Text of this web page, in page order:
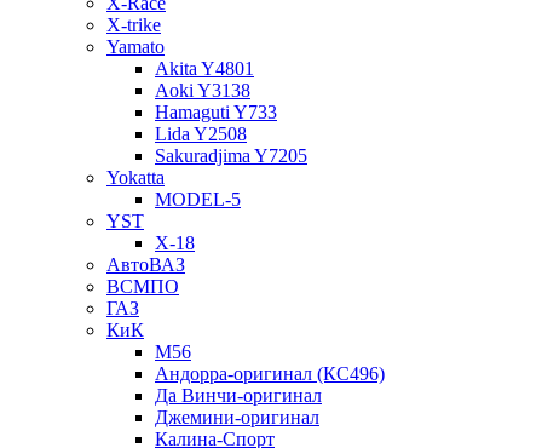
X-trike
Yamato
Akita Y4801
Aoki Y3138
Hamaguti Y733
Lida Y2508
Sakuradjima Y7205
Yokatta
MODEL-5
YST
X-18
АвтоВАЗ
ВСМПО
ГАЗ
КиК
M56
Андорра-оригинал (КС496)
Да Винчи-оригинал
Джемини-оригинал
Калина-Спорт